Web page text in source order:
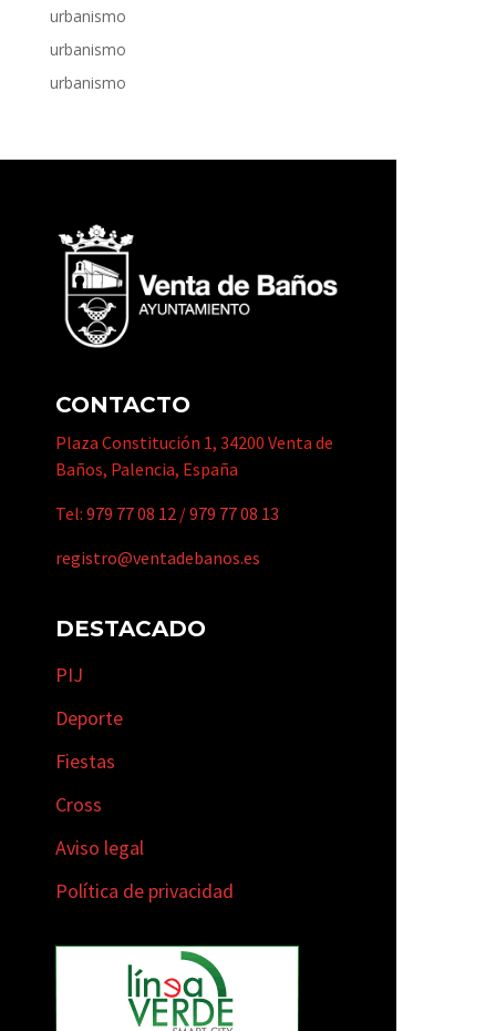
urbanismo
urbanismo
urbanismo
CONTACTO
Plaza Constitución 1, 34200 Venta de
Baños, Palencia, España
Tel: 979 77 08 12 /979 77 08 13
registro@ventadebanos.es
DESTACADO
PIJ
Deporte
Fiestas
Cross
Aviso legal
Política de privacidad